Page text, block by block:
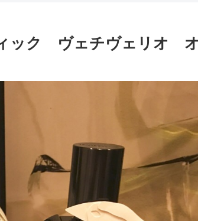
ック ヴェチヴェリオ